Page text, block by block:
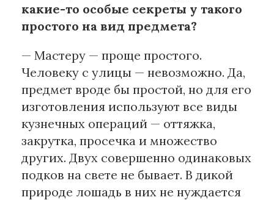
какие-то особые секреты у такого
простого на вид предмета?
— Мастеру — проще простого.
Человеку с улицы — невозможно. Да,
предмет вроде бы простой, но для его
изготовления используют все виды
кузнечных операций — оттяжка,
закрутка, просечка и множество
других. Двух совершенно одинаковых
подков на свете не бывает. В дикой
природе лошадь в них не нуждается